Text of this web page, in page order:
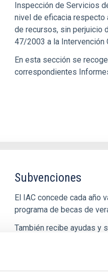
Inspección de Servicios
nivel de eficacia
de recursos, sin perjuicio
47/2003 a la Intervención
En esta sección se
correspondientes
Subvenciones
El IAC concede cada año
programa de becas de
También recibe ayudas y